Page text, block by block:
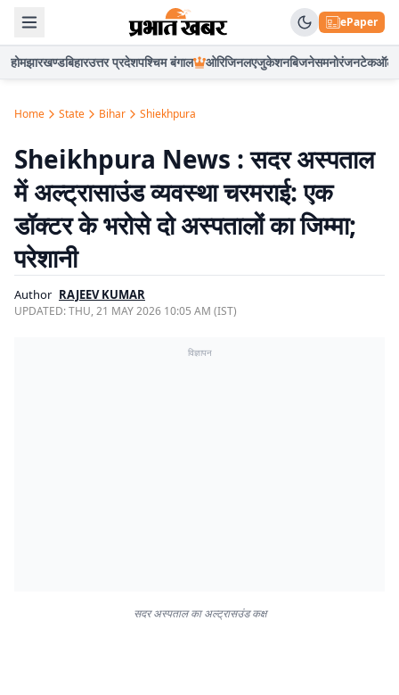
ePaper
होमझारखण्डबिहारउत्तर प्रदेशपश्चिम बंगाल ओरिजिनलएजुकेशनबिजनेसमनोरंजनटेकऑटो
Home State Bihar Shiekhpura
Sheikhpura News : सदर अस्पताल
में अल्ट्रासाउंड व्यवस्था चरमराई: एक
डॉक्टर के भरोसे दो अस्पतालों का जिम्मा;
परेशानी
Author RAJEEV KUMAR
UPDATED:THU, 21 MAY 2026 10:05 AM (IST)
विज्ञापन
सदर अस्पताल का अल्ट्रासउंड कक्ष